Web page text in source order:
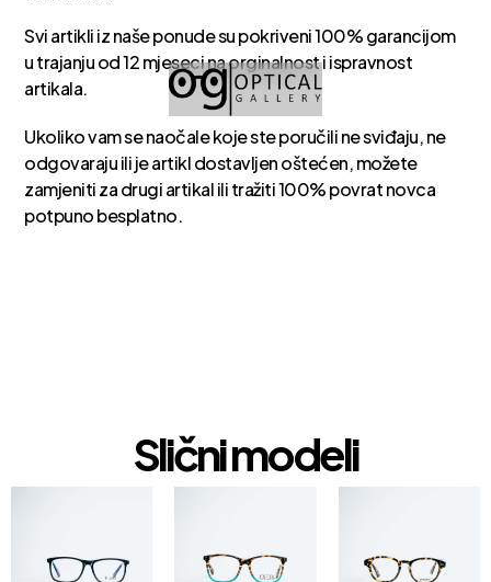
Svi artikli iz naše ponude su pokriveni 100% garancijom
u trajanju od 12 mjeseci na orginalnost i ispravnost
artikala.
Ukoliko vam se naočale koje ste poručili ne sviđaju, ne
odgovaraju ili je artikl dostavljen oštećen, možete
zamjeniti za drugi artikal ili tražiti 100% povrat novca
potpuno besplatno.
Slični modeli
1+1 1+1